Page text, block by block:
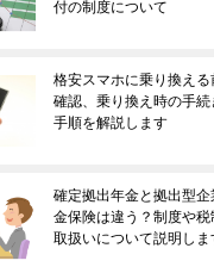
付の制度について
格安スマホに乗り換える
確認、乗り換え時の手続
手順を解説します
確定拠出年金と拠出型企
金保険は違う？制度や税
取扱いについて説明しま